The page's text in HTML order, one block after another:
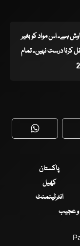
کاوش ہے۔ اس مواد کو بغیر
درست نہیں۔ تمام
WhatsApp
پاکستان
کھیل
انٹرٹینمنٹ
عجیب